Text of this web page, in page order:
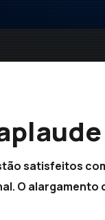
satisfeitos
O